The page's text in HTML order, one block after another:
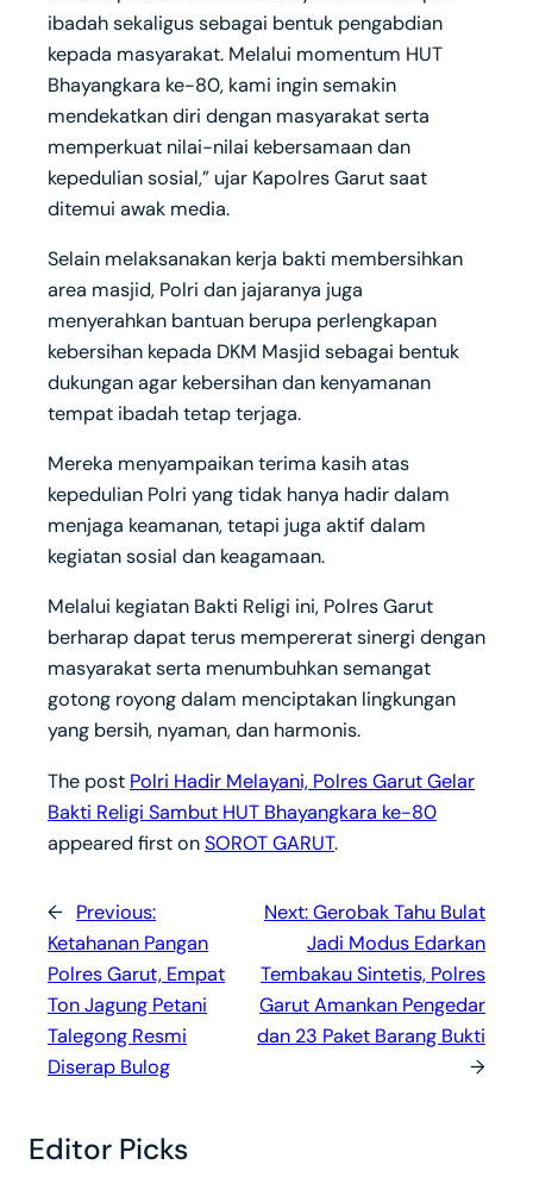
ibadah sekaligus sebagai bentuk pengabdian
kepada masyarakat. Melalui momentum HUT
Bhayangkara ke-80, kami ingin semakin
mendekatkan diri dengan masyarakat serta
memperkuat nilai-nilai kebersamaan dan
kepedulian sosial,” ujar Kapolres Garut saat
ditemui awak media.
Selain melaksanakan kerja bakti membersihkan
area masjid, Polri dan jajaranya juga
menyerahkan bantuan berupa perlengkapan
kebersihan kepada DKM Masjid sebagai bentuk
dukungan agar kebersihan dan kenyamanan
tempat ibadah tetap terjaga.
Mereka menyampaikan terima kasih atas
kepedulian Polri yang tidak hanya hadir dalam
menjaga keamanan, tetapi juga aktif dalam
kegiatan sosial dan keagamaan.
Melalui kegiatan Bakti Religi ini, Polres Garut
berharap dapat terus mempererat sinergi dengan
masyarakat serta menumbuhkan semangat
gotong royong dalam menciptakan lingkungan
yang bersih, nyaman, dan harmonis.
The post Polri Hadir Melayani, Polres Garut Gelar
Bakti Religi Sambut HUT Bhayangkara ke-80
appeared first onSOROT GARUT.
←
Previous:
Ketahanan Pangan
Polres Garut, Empat
Ton Jagung Petani
Talegong Resmi
Diserap Bulog
Next:Gerobak Tahu Bulat
Jadi Modus Edarkan
Tembakau Sintetis, Polres
Garut Amankan Pengedar
dan 23 Paket Barang Bukti
→
Editor Picks